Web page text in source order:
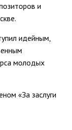
и
идейным,
молодых
«За заслуги